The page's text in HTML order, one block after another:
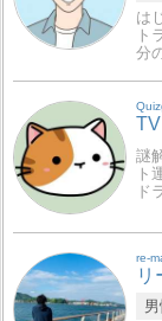
は
ト
分
謎
ト
ド
re-
リ